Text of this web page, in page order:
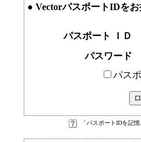
● VectorパスポートIDを
パスポート ＩＤ
パスワード
パス
「パスポートIDを記